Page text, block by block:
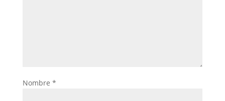
Nombre *